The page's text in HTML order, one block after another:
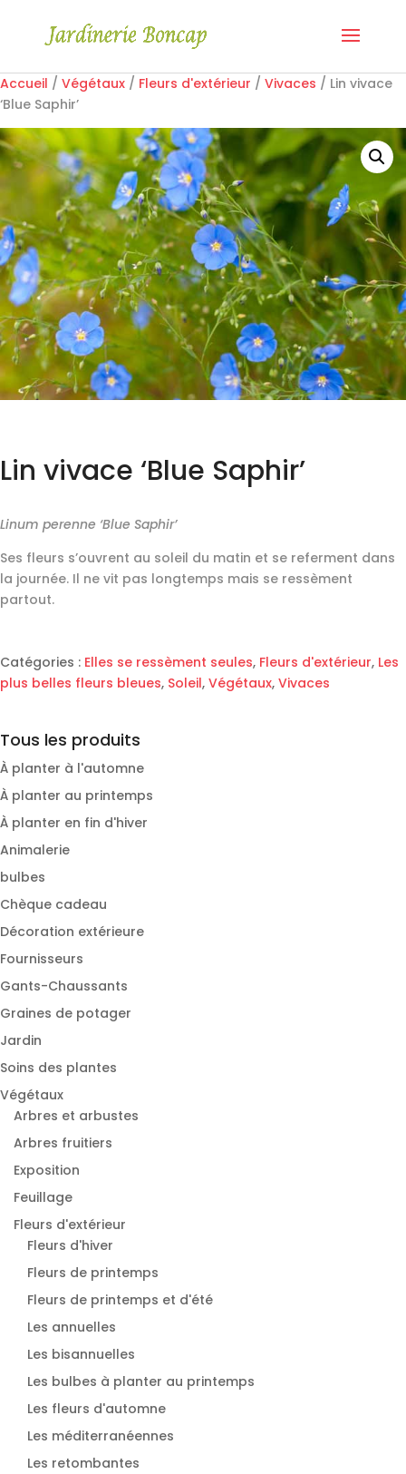
Accueil / Végétaux / Fleurs d'extérieur / Vivaces / Lin vivace
‘Blue Saphir’
Lin vivace ‘Blue Saphir’
Linum perenne ‘Blue Saphir’
Ses fleurs s’ouvrent au soleil du matin et se referment dans
la journée. Il ne vit pas longtemps mais se ressèment
partout.
Catégories : Elles se ressèment seules, Fleurs d'extérieur, Les
plus belles fleurs bleues, Soleil, Végétaux, Vivaces
Tous les produits
À planter à l'automne
À planter au printemps
À planter en fin d'hiver
Animalerie
bulbes
Chèque cadeau
Décoration extérieure
Fournisseurs
Gants-Chaussants
Graines de potager
Jardin
Soins des plantes
Végétaux
Arbres et arbustes
Arbres fruitiers
Exposition
Feuillage
Fleurs d'extérieur
Fleurs d'hiver
Fleurs de printemps
Fleurs de printemps et d'été
Les annuelles
Les bisannuelles
Les bulbes à planter au printemps
Les fleurs d'automne
Les méditerranéennes
Les retombantes